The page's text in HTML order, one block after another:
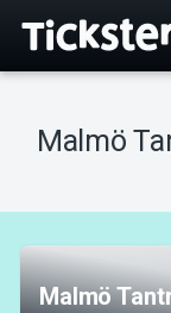
Malmö
Malmö